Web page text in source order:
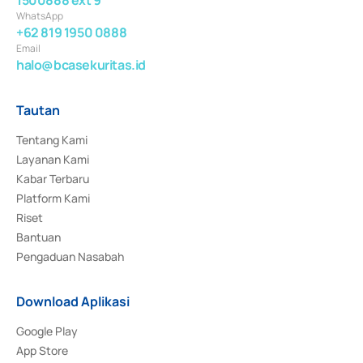
WhatsApp
+62 819 1950 0888
Email
halo@bcasekuritas.id
Tautan
Tentang Kami
Layanan Kami
Kabar Terbaru
Platform Kami
Riset
Bantuan
Pengaduan Nasabah
Download Aplikasi
Google Play
App Store